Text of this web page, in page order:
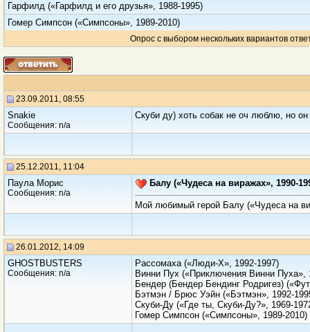
Гарфилд («Гарфилд и его друзья», 1988-1995)
Гомер Симпсон («Симпсоны», 1989-2010)
Опрос с выбором нескольких вариантов
23.09.2011, 08:55
Snakie
Сообщения: n/a
Скуби ду) хоть собак не оч люблю, но он
25.12.2011, 11:04
Паула Морис
Сообщения: n/a
Балу («Чудеса на виражах», 1990-
Мой любимый герой Балу («Чудеса на
26.01.2012, 14:09
GHOSTBUSTERS
Сообщения: n/a
Рассомаха («Люди-Х», 1992-1997)
Винни Пух («Приключения Винни Пуха»,
Бендер (Бендер Бендинг Родригез)
Бэтмэн / Брюс Уэйн («Бэтмэн», 1992-
Скуби-Ду («Где ты, Скуби-Ду?», 1969-
Гомер Симпсон («Симпсоны», 1989-2010)